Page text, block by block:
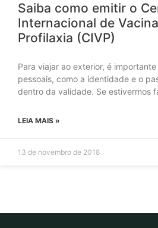
Saiba como emitir o
Internacional de
Profilaxia (CIVP)
Para viajar ao exterior, é
pessoais, como a identidade e o
dentro da validade. Se estivermos
LEIA MAIS »
13 de novembro de 2018